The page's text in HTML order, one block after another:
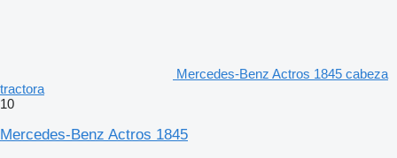
Mercedes-Benz Actros 1845 cabeza
tractora
10
Mercedes-Benz Actros 1845